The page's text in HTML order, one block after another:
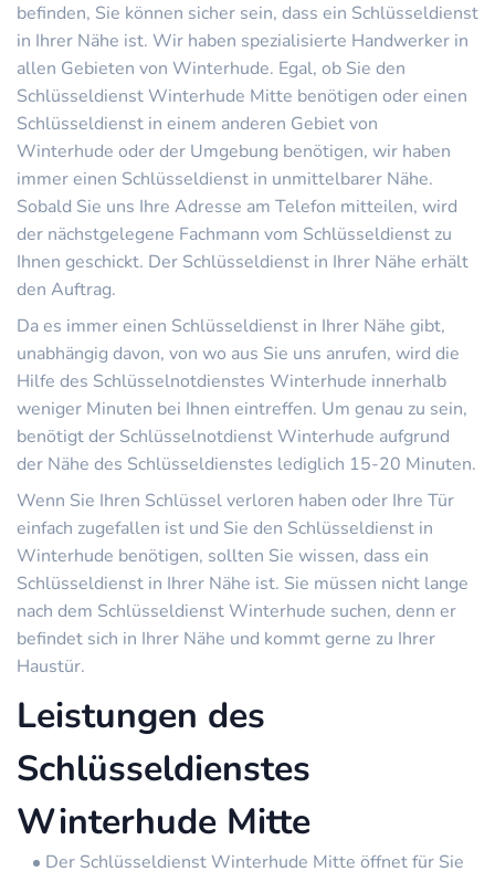
befinden, Sie können sicher sein, dass ein Schlüsseldienst
in Ihrer Nähe ist. Wir haben spezialisierte Handwerker in
allen Gebieten von Winterhude. Egal, ob Sie den
Schlüsseldienst Winterhude Mitte benötigen oder einen
Schlüsseldienst in einem anderen Gebiet von
Winterhude oder der Umgebung benötigen, wir haben
immer einen Schlüsseldienst in unmittelbarer Nähe.
Sobald Sie uns Ihre Adresse am Telefon mitteilen, wird
der nächstgelegene Fachmann vom Schlüsseldienst zu
Ihnen geschickt. Der Schlüsseldienst in Ihrer Nähe erhält
den Auftrag.
Da es immer einen Schlüsseldienst in Ihrer Nähe gibt,
unabhängig davon, von wo aus Sie uns anrufen, wird die
Hilfe des Schlüsselnotdienstes Winterhude innerhalb
weniger Minuten bei Ihnen eintreffen. Um genau zu sein,
benötigt der Schlüsselnotdienst Winterhude aufgrund
der Nähe des Schlüsseldienstes lediglich 15-20 Minuten.
Wenn Sie Ihren Schlüssel verloren haben oder Ihre Tür
einfach zugefallen ist und Sie den Schlüsseldienst in
Winterhude benötigen, sollten Sie wissen, dass ein
Schlüsseldienst in Ihrer Nähe ist. Sie müssen nicht lange
nach dem Schlüsseldienst Winterhude suchen, denn er
befindet sich in Ihrer Nähe und kommt gerne zu Ihrer
Haustür.
Leistungen des
Schlüsseldienstes
Winterhude Mitte
Der Schlüsseldienst Winterhude Mitte öffnet für Sie